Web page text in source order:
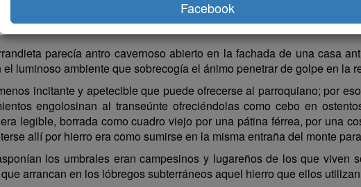
parecía antro cavernoso abierto en la fachada de una casa
luminoso ambiente que sobrecogía el ánimo penetrar de golpe en la
incitante y apetecible que puede ofrecerse al parroquiano; por
engolosinan al transeúnte ofreciéndolas como cebo en
legible, borrada como cuadro viejo por una pátina férrea, por una
allí por hierro era como sumirse en la misma entraña del monte
los umbrales eran campesinos y lugareños de los que viven
arrancan en los lóbregos subterráneos aquel hierro que ellos
Facebook